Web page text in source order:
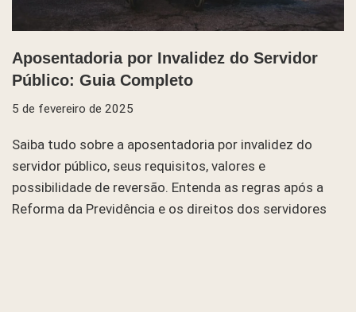
Aposentadoria por Invalidez do Servidor
Público: Guia Completo
5 de fevereiro de 2025
Saiba tudo sobre a aposentadoria por invalidez do
servidor público, seus requisitos, valores e
possibilidade de reversão. Entenda as regras após a
Reforma da Previdência e os direitos dos servidores